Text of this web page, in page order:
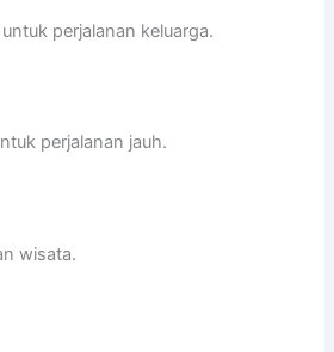
perjalanan keluarga.
perjalanan jauh.
wisata.